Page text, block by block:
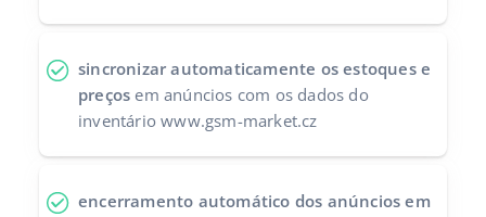
sincronizar automaticamente os estoques e
preços em anúncios com os dados do
inventário www.gsm-market.cz
encerramento automático dos anúncios em